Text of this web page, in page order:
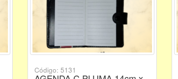
Código: 5131